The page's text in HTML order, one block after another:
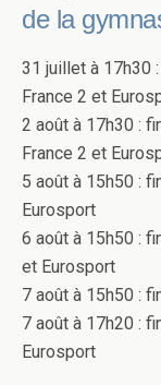
de la
31 juillet à 17h30
France 2 et
2 août à 17h30 :
France 2 et
5 août à 15h50 :
Eurosport
6 août à 15h50 :
et Eurosport
7 août à 15h50 :
7 août à 17h20 :
Eurosport